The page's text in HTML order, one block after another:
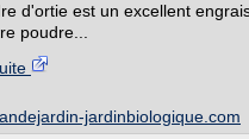
d'ortie est un excellent
poudre...
jardinbiologique.com